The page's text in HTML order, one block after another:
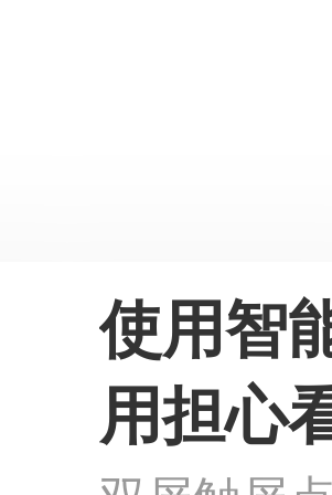
使用智能
用担心